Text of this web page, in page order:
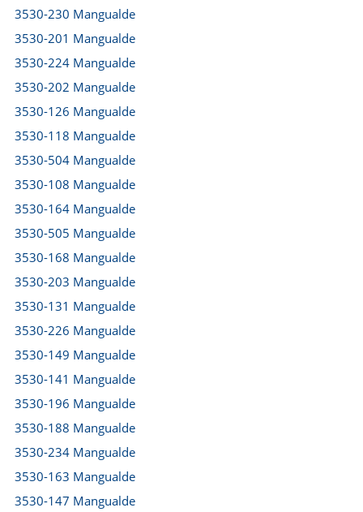
3530-230 Mangualde
3530-201 Mangualde
3530-224 Mangualde
3530-202 Mangualde
3530-126 Mangualde
3530-118 Mangualde
3530-504 Mangualde
3530-108 Mangualde
3530-164 Mangualde
3530-505 Mangualde
3530-168 Mangualde
3530-203 Mangualde
3530-131 Mangualde
3530-226 Mangualde
3530-149 Mangualde
3530-141 Mangualde
3530-196 Mangualde
3530-188 Mangualde
3530-234 Mangualde
3530-163 Mangualde
3530-147 Mangualde